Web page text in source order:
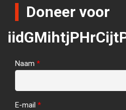
Doneer voor
Naam *
E-mail *